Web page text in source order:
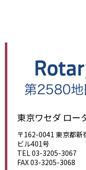
東京ワセダ ロー
〒162-0041 東京都新
ビル401号
TEL 03-3205-3067
FAX 03-3205-3068